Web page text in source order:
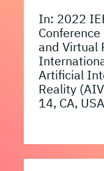
In: 2022
and Virtual
Artificial
Reality
14, CA,